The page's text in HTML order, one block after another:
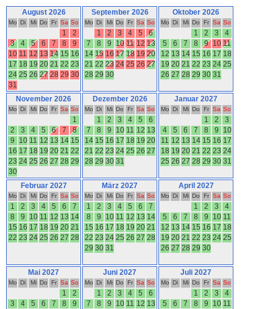
August 2026
Mo Di Mi Do Fr Sa So
1
2
3
4 5 6 7 8
9
10 11 12 13 14 15 16
17 18 19 20 21 22 23
24 25 26 27 28 29 30
31
September 2026
Mo Di Mi Do Fr Sa So
1 2 3 4 5
6
7
8 9 10 11 12 13
14 15 16 17 18 19 20
21 22 23 24 25 26 27
28 29 30
Oktober 2026
Mo Di Mi Do Fr Sa So
1 2 3
4
5
6 7 8 9 10 11
12 13 14 15 16 17 18
19 20 21 22 23 24 25
26 27 28 29 30 31
November 2026
Mo Di Mi Do Fr Sa So
1
2
3 4 5 6 7
8
9
10 11 12 13 14 15
16 17 18 19 20 21 22
23 24 25 26 27 28 29
30
Dezember 2026
Mo Di Mi Do Fr Sa So
1 2 3 4 5
6
7
8 9 10 11 12 13
14 15 16 17 18 19 20
21 22 23 24 25 26 27
28 29 30 31
Januar 2027
Mo Di Mi Do Fr Sa So
1 2
3
4
5 6 7 8 9
10
11 12 13 14 15 16 17
18 19 20 21 22 23 24
25 26 27 28 29 30 31
Februar 2027
Mo Di Mi Do Fr Sa So
1 2 3 4 5 6
7
8
9 10 11 12 13 14
15 16 17 18 19 20 21
22 23 24 25 26 27 28
März 2027
Mo Di Mi Do Fr Sa So
1 2 3 4 5 6
7
8
9 10 11 12 13 14
15 16 17 18 19 20 21
22 23 24 25 26 27 28
29 30 31
April 2027
Mo Di Mi Do Fr Sa So
1 2 3
4
5
6 7 8 9 10 11
12 13 14 15 16 17 18
19 20 21 22 23 24 25
26 27 28 29 30
Mai 2027
Mo Di Mi Do Fr Sa So
1
2
3
4 5 6 7 8
9
Juni 2027
Mo Di Mi Do Fr Sa So
1 2 3 4 5
6
7
8 9 10 11 12 13
Juli 2027
Mo Di Mi Do Fr Sa So
1 2 3
4
5
6 7 8 9 10 11